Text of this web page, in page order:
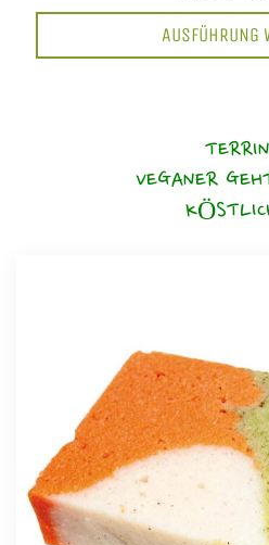
AUSFÜHRUNG
VEGANER